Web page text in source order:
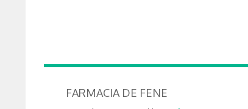
FARMACIA DE FENE